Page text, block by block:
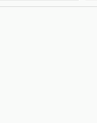
(1) 中正路(1)
博